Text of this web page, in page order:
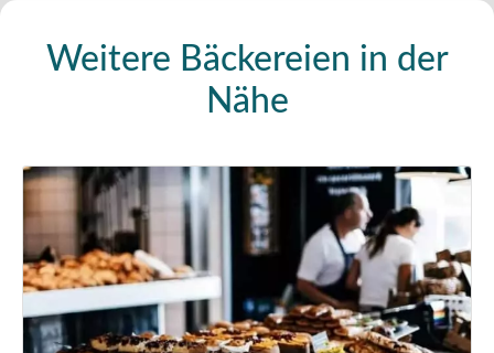
Weitere Bäckereien in der
Nähe